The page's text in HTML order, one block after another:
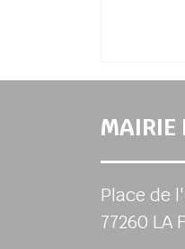
MAIRIE
Place de
77260 LA